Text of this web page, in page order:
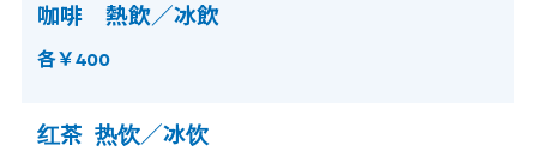
咖啡 熱飲／冰飲
各￥400
红茶 热饮／冰饮